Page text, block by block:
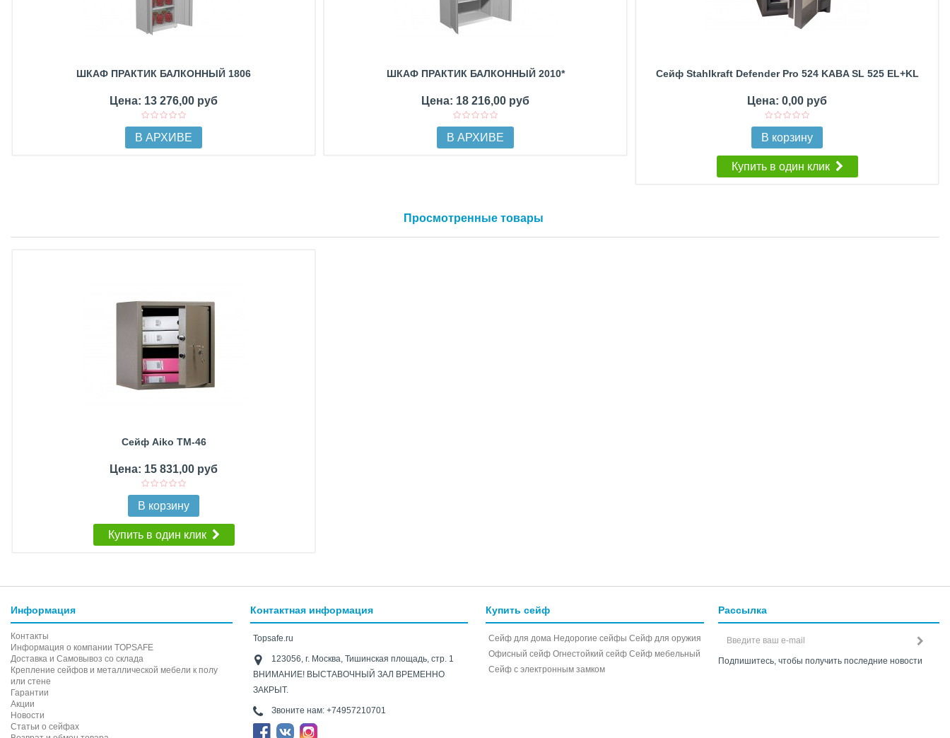
ШКАФ ПРАКТИК БАЛКОННЫЙ 1806
Цена: 13 276,00 руб
В АРХИВЕ
ШКАФ ПРАКТИК БАЛКОННЫЙ 2010*
Цена: 18 216,00 руб
В АРХИВЕ
Сейф Stahlkraft Defender Pro 524 KABA SL 525 EL+KL
Цена: 0,00 руб
В корзину
Купить в один клик
Просмотренные товары
Сейф Aiko TM-46
Цена: 15 831,00 руб
В корзину
Купить в один клик
Информация
Контакты
Информация о компании TOPSAFE
Доставка и Самовывоз со склада
Крепление сейфов и металлической мебели к полу
или стене
Гарантии
Акции
Новости
Статьи о сейфах
Контактная информация
Topsafe.ru
123056, г. Москва, Тишинская площадь, стр. 1
ВНИМАНИЕ! ВЫСТАВОЧНЫЙ ЗАЛ ВРЕМЕННО
ЗАКРЫТ.
Звоните нам: +74957210701
Купить сейф
Сейф для дома Недорогие сейфы Сейф для оружия
Офисный сейф Огнестойкий сейф Сейф мебельный
Cейф с электронным замком
Рассылка
Подпишитесь, чтобы получить последние новости